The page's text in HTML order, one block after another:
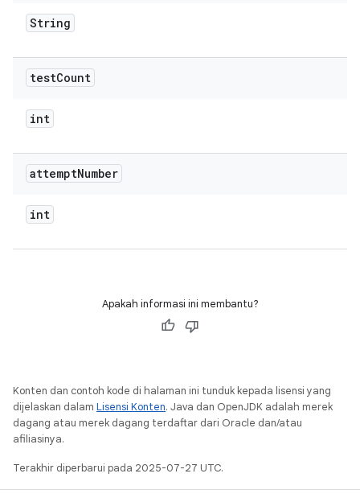
String
testCount
int
attemptNumber
int
Apakah informasi ini membantu?
Konten dan contoh kode di halaman ini tunduk kepada lisensi yang
dijelaskan dalam Lisensi Konten. Java dan OpenJDK adalah merek
dagang atau merek dagang terdaftar dari Oracle dan/atau
afiliasinya.
Terakhir diperbarui pada 2025-07-27 UTC.